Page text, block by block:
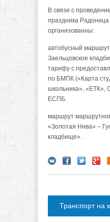
В связи с
праздника
организованны:
автобусный
Заельцовское
тарифу с
по БМПК («Карта
школьника», «ЕТК»,
ЕСПБ.
маршрут
«Золотая Нива» –
кладбище» .
Транспорт на